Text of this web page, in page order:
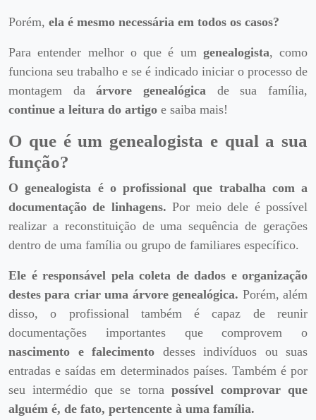
Porém, ela é mesmo necessária em todos os casos?
Para entender melhor o que é um genealogista, como
funciona seu trabalho e se é indicado iniciar o processo de
montagem da árvore genealógica de sua família,
continue a leitura do artigo e saiba mais!
O que é um genealogista e qual a sua
função?
O genealogista é o profissional que trabalha com a
documentação de linhagens. Por meio dele é possível
realizar a reconstituição de uma sequência de gerações
dentro de uma família ou grupo de familiares específico.
Ele é responsável pela coleta de dados e organização
destes para criar uma árvore genealógica. Porém, além
disso, o profissional também é capaz de reunir
documentações importantes que comprovem o
nascimento e falecimento desses indivíduos ou suas
entradas e saídas em determinados países. Também é por
seu intermédio que se torna possível comprovar que
alguém é, de fato, pertencente à uma família.